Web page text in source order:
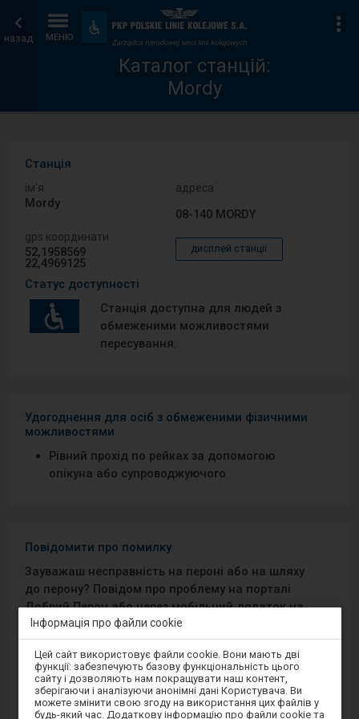
назад МЕНЮ
Пристосування
та
зручності
Каталог
станцій
Головна
сторінка
Каталог станцій:
Mordy
Станція
ім′я
Mordy
адреса
08-140 MORDY
gps координати
52,1958569
22,4969125
дисплей станції
Статус доступності
Станція доступна для людей з
обмеженими можливостями
пересування.
Удогоднення для осіб з обмеженими фізичними
можливостями
Рівний прохід по рейках за допомогою
опікуна або супроводжуючого
Повідомити про помилку
Зауважаш несправність на пероні або на шляху
до перону? Повідом про проблему на порталі
Добрий Перон або через мобільний додаток на
Android/iOS.
Sprawny Peron
Google Play
Інформація про файли cookie
Увага,
ви
перебуваєте
модальному
вікні.
Цей сайт використовує файли cookie. Вони мають дві
функції: забезпечують базову функціональність цього
сайту і дозволяють нам покращувати наш контент,
зберігаючи і аналізуючи анонімні дані Користувача. Ви
можете змінити свою згоду на використання цих файлів у
будь-який час. Додаткову інформацію про файли cookie та